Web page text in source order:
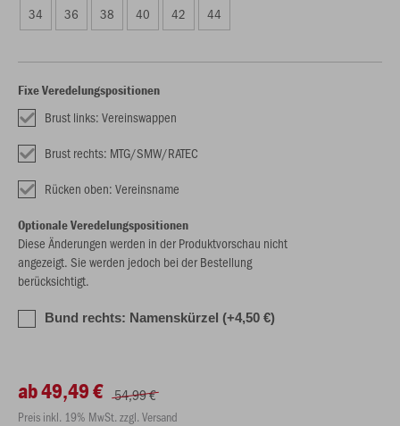
34 36 38 40 42 44
Fixe Veredelungspositionen
Brust links: Vereinswappen
Brust rechts: MTG/SMW/RATEC
Rücken oben: Vereinsname
Optionale Veredelungspositionen
Diese Änderungen werden in der Produktvorschau nicht
angezeigt. Sie werden jedoch bei der Bestellung
berücksichtigt.
Bund rechts: Namenskürzel (+4,50 €)
ab 49,49 € 54,99 €
Preis inkl. 19% MwSt. zzgl. Versand